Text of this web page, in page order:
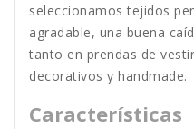
seleccionamos tejidos
agradable, una buena
tanto en prendas de
decorativos y handmade.
Características